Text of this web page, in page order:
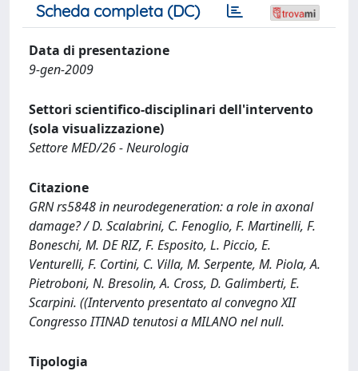
Scheda completa (DC)
Data di presentazione
9-gen-2009
Settori scientifico-disciplinari dell'intervento
(sola visualizzazione)
Settore MED/26 - Neurologia
Citazione
GRN rs5848 in neurodegeneration: a role in axonal
damage? / D. Scalabrini, C. Fenoglio, F. Martinelli, F.
Boneschi, M. DE RIZ, F. Esposito, L. Piccio, E.
Venturelli, F. Cortini, C. Villa, M. Serpente, M. Piola, A.
Pietroboni, N. Bresolin, A. Cross, D. Galimberti, E.
Scarpini. ((Intervento presentato al convegno XII
Congresso ITINAD tenutosi a MILANO nel null.
Tipologia